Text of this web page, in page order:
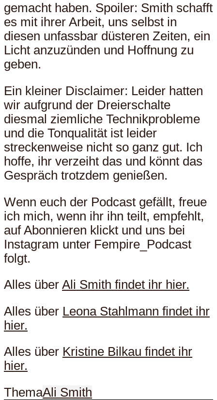
gemacht haben. Spoiler: Smith schafft
es mit ihrer Arbeit, uns selbst in
diesen unfassbar düsteren Zeiten, ein
Licht anzuzünden und Hoffnung zu
geben.
Ein kleiner Disclaimer: Leider hatten
wir aufgrund der Dreierschalte
diesmal ziemliche Technikprobleme
und die Tonqualität ist leider
streckenweise nicht so ganz gut. Ich
hoffe, ihr verzeiht das und könnt das
Gespräch trotzdem genießen.
Wenn euch der Podcast gefällt, freue
ich mich, wenn ihr ihn teilt, empfehlt,
auf Abonnieren klickt und uns bei
Instagram unter Fempire_Podcast
folgt.
Alles über Ali Smith findet ihr hier.
Alles über Leona Stahlmann findet ihr
hier.
Alles über Kristine Bilkau findet ihr
hier.
ThemaAli Smith